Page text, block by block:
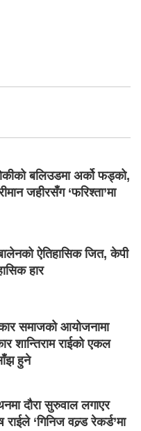
बलिउडमा अर्को फड्को,
जहीरसँग ‘फरिश्ता’मा
ऐतिहासिक जित, केपी
हार
समाजको आयोजनामा
शान्तिराम राईको एकल
हुने
दौरा सुरुवाल लगाएर
राईले ‘गिनिज वल्र्ड रेकर्ड’मा